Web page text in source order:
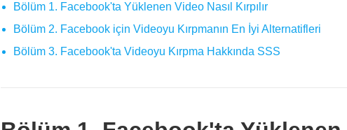
Bölüm 1. Facebook'ta Yüklenen Video Nasıl Kırpılır
Bölüm 2. Facebook için Videoyu Kırpmanın En İyi Alternatifleri
Bölüm 3. Facebook'ta Videoyu Kırpma Hakkında SSS